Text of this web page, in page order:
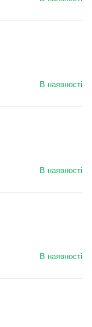
В наявності
В наявності
В наявності